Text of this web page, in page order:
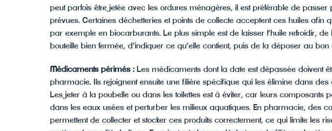
peut parfois être jetée avec les ordures ménagères, il est préférable de passer
prévues. Certaines déchetteries et points de collecte acceptent ces huiles afin
par exemple en biocarburants. Le plus simple est de laisser l’huile refroidir,
bouteille bien fermée, d’indiquer ce qu’elle contient, puis de la déposer au bon
Médicaments périmés : Les médicaments dont la date est dépassée doivent
pharmacie. Ils rejoignent ensuite une filière spécifique qui les élimine dans des
Les jeter à la poubelle ou dans les toilettes est à éviter, car leurs composants
dans les eaux usées et perturber les milieux aquatiques. En pharmacie, des
permettent de collecter et stocker ces produits correctement, ce qui limite les